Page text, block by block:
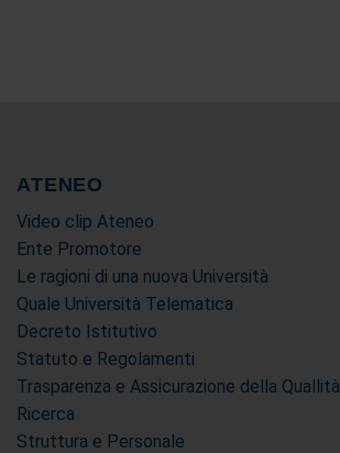
ATENEO
Video clip Ateneo
Ente Promotore
Le ragioni di una nuova Università
Quale Università Telematica
Decreto Istitutivo
Statuto e Regolamenti
Trasparenza e Assicurazione della Quallità
Ricerca
Struttura e Personale